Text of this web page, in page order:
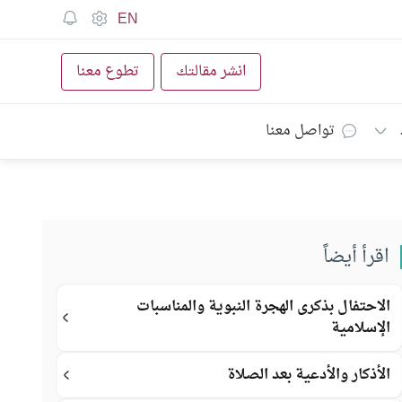
EN
انشر مقالتك تطوع معنا
تواصل معنا
اقرأ أيضاً
الاحتفال بذكرى الهجرة النبوية والمناسبات
الإسلامية
الأذكار والأدعية بعد الصلاة